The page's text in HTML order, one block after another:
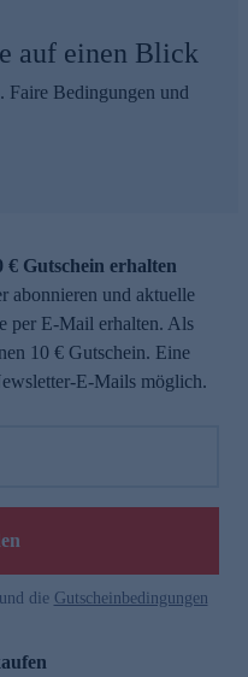
auf einen Blick
Faire Bedingungen und
€ Gutschein erhalten
abonnieren und aktuelle
per E-Mail erhalten. Als
10 € Gutschein. Eine
E-Mails möglich.
und die Gutscheinbedingungen